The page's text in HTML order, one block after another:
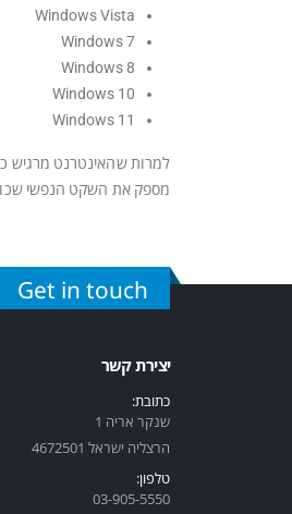
Windows Vista
Windows 7
Windows 8
Windows 10
Windows 11
מספק את השקט הנפשי
Get in touch
יצירת קשר
כתובת:
שנקר אריה 1
הרצליה ישראל 4672501
טלפון:
03-905-5550